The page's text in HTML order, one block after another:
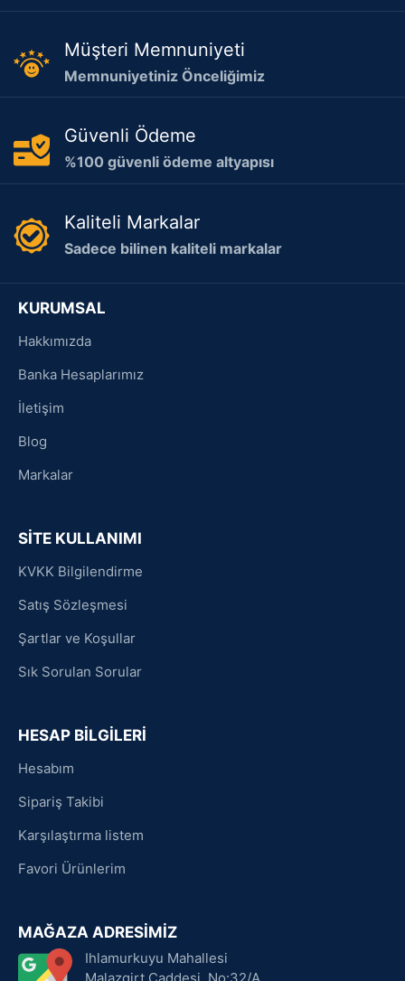
Müşteri Memnuniyeti
Memnuniyetiniz Önceliğimiz
Güvenli Ödeme
%100 güvenli ödeme altyapısı
Kaliteli Markalar
Sadece bilinen kaliteli markalar
KURUMSAL
Hakkımızda
Banka Hesaplarımız
İletişim
Blog
Markalar
SİTE KULLANIMI
KVKK Bilgilendirme
Satış Sözleşmesi
Şartlar ve Koşullar
Sık Sorulan Sorular
HESAP BİLGİLERİ
Hesabım
Sipariş Takibi
Karşılaştırma listem
Favori Ürünlerim
MAĞAZA ADRESİMİZ
Ihlamurkuyu Mahallesi